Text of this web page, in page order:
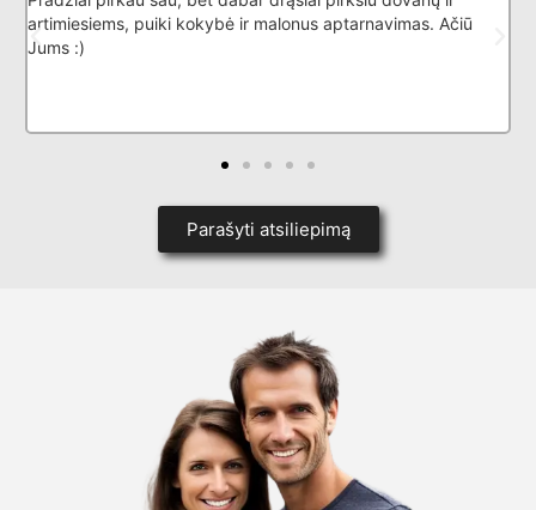
artimiesiems, puiki kokybė ir malonus aptarnavimas. Ačiū
Jums :)
Parašyti atsiliepimą